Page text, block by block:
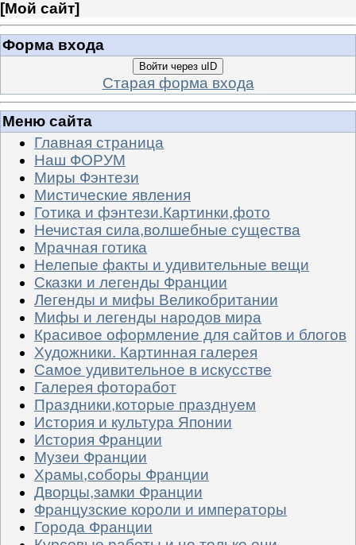
[Мой сайт]
Форма входа
Войти через uID
Старая форма входа
Меню сайта
Главная страница
Наш ФОРУМ
Миры Фэнтези
Мистические явления
Готика и фэнтези.Картинки,фото
Нечистая сила,волшебные существа
Мрачная готика
Нелепые факты и удивительные вещи
Сказки и легенды Франции
Легенды и мифы Великобритании
Мифы и легенды народов мира
Красивое оформление для сайтов и блогов
Художники. Картинная галерея
Самое удивительное в искусстве
Галерея фоторабот
Праздники,которые празднуем
История и культура Японии
История Франции
Музеи Франции
Храмы,соборы Франции
Дворцы,замки Франции
Французские короли и императоры
Города Франции